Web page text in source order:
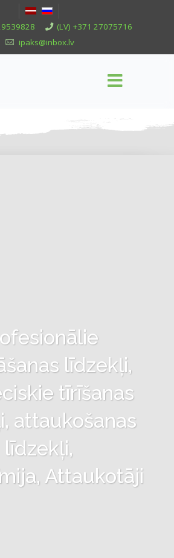
(LV) +371 27075716
ipaks@inbox.lv
līdzekļi,
tīrīšanas
attaukošanas
līdzekļi,
Attaukotāji